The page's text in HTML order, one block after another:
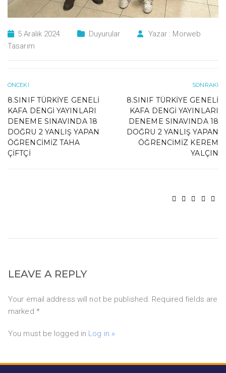
5 Aralık 2024 Duyurular Yazar : Morweb
Tasarım
ÖNCEKI
8.SINIF TÜRKIYE GENELI
KAFA DENGI YAYINLARI
DENEME SINAVINDA 18
DOĞRU 2 YANLIŞ YAPAN
ÖĞRENCIMIZ TAHA
ÇIFTÇI
SONRAKI
8.SINIF TÜRKIYE GENELI
KAFA DENGI YAYINLARI
DENEME SINAVINDA 18
DOĞRU 2 YANLIŞ YAPAN
ÖĞRENCIMIZ KEREM
YALÇIN
LEAVE A REPLY
Your email address will not be published. Required fields are
marked *
You must be logged in Log in »